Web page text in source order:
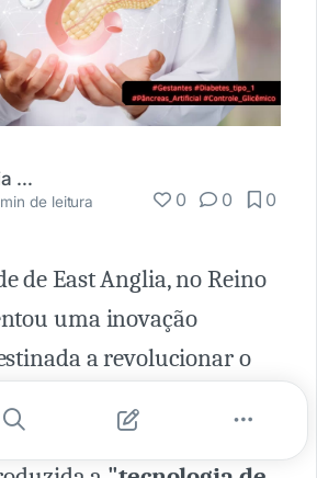
Academia Médica
de leitura 0 0 0
de East Anglia, no Reino
uma inovação
a revolucionar o
em 05 de outubro